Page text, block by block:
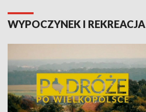
WYPOCZYNEK I REKREACJA